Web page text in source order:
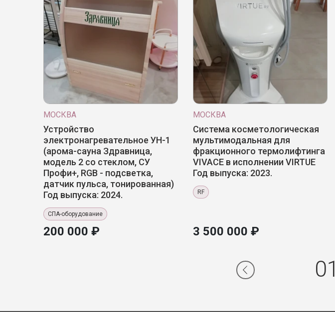
МОСКВА
Устройство
электронагревательное УН-1
(арома-сауна Здравница,
модель 2 со стеклом, СУ
Профи+, RGB - подсветка,
датчик пульса, тонированная)
Год выпуска: 2024.
СПА-оборудование
200 000 ₽
МОСКВА
Система косметологическая
мультимодальная для
фракционного термолифтинга
VIVACE в исполнении VIRTUE
Год выпуска: 2023.
RF
3 500 000 ₽
01